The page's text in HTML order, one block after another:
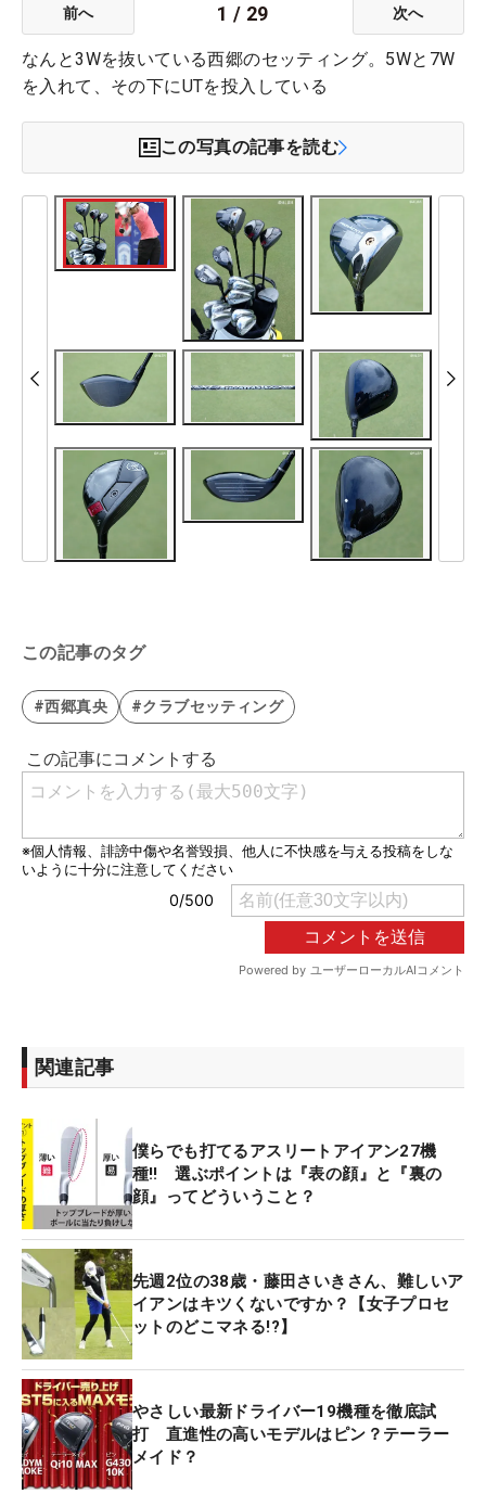
前へ 1 / 29 次へ
なんと3Wを抜いている西郷のセッティング。5Wと7W
を入れて、その下にUTを投入している
この写真の記事を読む
この記事のタグ
#西郷真央 #クラブセッティング
関連記事
僕らでも打てるアスリートアイアン27機
種‼ 選ぶポイントは『表の顔』と『裏の
顔』ってどういうこと？
先週2位の38歳・藤田さいきさん、難しいア
イアンはキツくないですか？【女子プロセ
ットのどこマネる!?】
やさしい最新ドライバー19機種を徹底試
打 直進性の高いモデルはピン？テーラー
メイド？